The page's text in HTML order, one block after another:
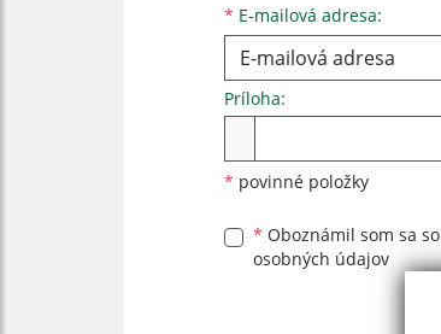
* E-mailová adresa:
Príloha:
* povinné položky
* Oboznámil som sa so
osobných údajov